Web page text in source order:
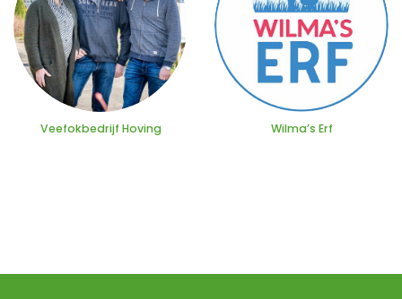
Veefokbedrijf Hoving Wilma’s Erf